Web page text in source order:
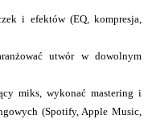
i efektów (EQ, kompresja,
utwór w dowolnym
miks, wykonać mastering i
(Spotify, Apple Music,